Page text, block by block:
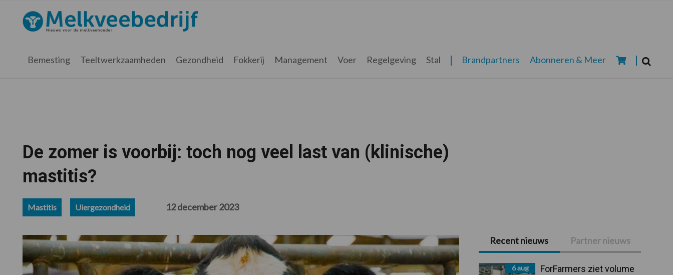
hoofdnavigatie
hoofd
eerste
voettekst
Melkveebedrijf.nl
Bemesting Teeltwerkzaamheden Gezondheid Fokkerij Management Voer Regelgeving Stal Brandpartners Abonneren & Meer
De zomer is voorbij: toch nog veel last van (klinische)
mastitis?
Mastitis Uiergezondheid 12 december 2023
Primaire
Sidebar
Recent nieuws Partner nieuws
6 aug
ForFarmers ziet volume